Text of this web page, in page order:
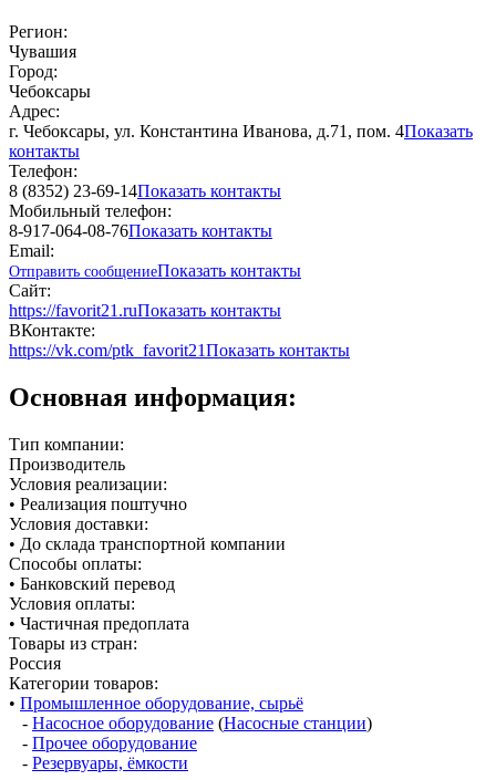
Регион:
Чувашия
Город:
Чебоксары
Адрес:
г. Чебоксары, ул. Константина Иванова, д.71, пом. 4Показать
контакты
Телефон:
8 (8352) 23-69-14Показать контакты
Мобильный телефон:
8-917-064-08-76Показать контакты
Email:
Отправить сообщениеПоказать контакты
Сайт:
https://favorit21.ruПоказать контакты
ВКонтакте:
https://vk.com/ptk_favorit21Показать контакты
Основная информация:
Тип компании:
Производитель
Условия реализации:
• Реализация поштучно
Условия доставки:
• До склада транспортной компании
Способы оплаты:
• Банковский перевод
Условия оплаты:
• Частичная предоплата
Товары из стран:
Россия
Категории товаров:
• Промышленное оборудование, сырьё
- Насосное оборудование (Насосные станции)
- Прочее оборудование
- Резервуары, ёмкости